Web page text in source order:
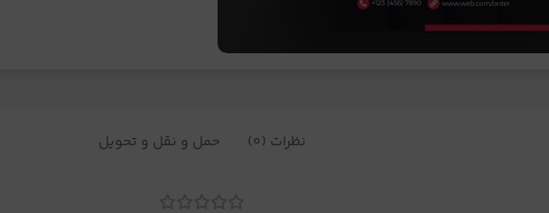
نظرات (0) حمل و نقل و تحویل